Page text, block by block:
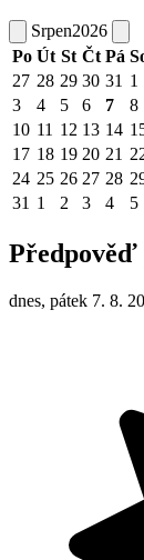
Srpen2026
Po Út St Čt Pá
27 28 29 30 31 1
3
4 5 6 7 8
10 11 12 13 14
17 18 19 20 21
24 25 26 27 28
31 1 2 3 4 5
Předpověď
dnes, pátek 7. 8.